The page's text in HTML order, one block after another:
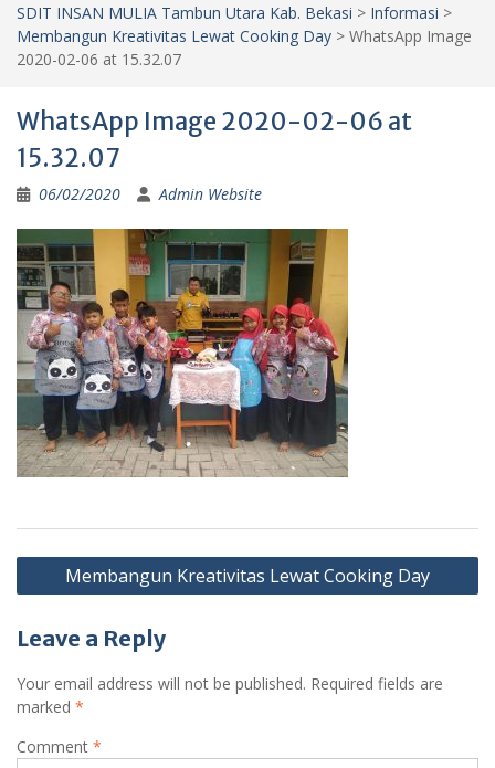
SDIT INSAN MULIA Tambun Utara Kab. Bekasi > Informasi >
Membangun Kreativitas Lewat Cooking Day > WhatsApp Image
2020-02-06 at 15.32.07
WhatsApp Image 2020-02-06 at
15.32.07
06/02/2020 Admin Website
Post
navigation
Membangun Kreativitas Lewat Cooking Day
Leave a Reply
Your email address will not be published. Required fields are
marked *
Comment *